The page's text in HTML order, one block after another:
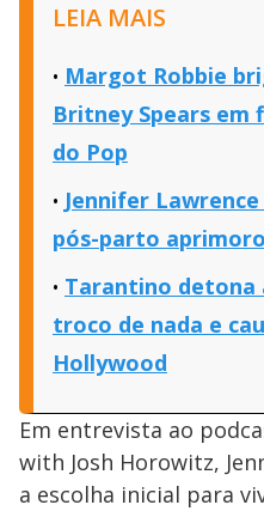
LEIA MAIS
Margot Robbie
Britney Spears em
do Pop
Jennifer
pós-parto
Tarantino detona
troco de nada e
Hollywood
Em entrevista ao
with Josh Horowitz,
a escolha inicial para